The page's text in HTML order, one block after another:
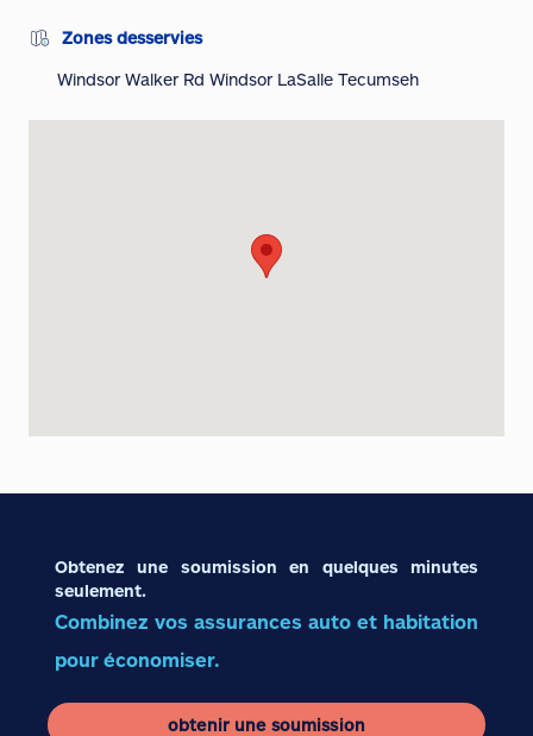
Zones desservies
Windsor Walker Rd Windsor LaSalle Tecumseh
Obtenez une soumission en quelques minutes
seulement.
Combinez vos assurances auto et habitation
pour économiser.
obtenir une soumission